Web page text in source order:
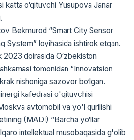
katta o‘qituvchi Yusupova Janar
Bekmurod “Smart City Sensor
System” loyihasida ishtirok etgan.
2023 doirasida O‘zbekiston
tomonidan “Innovatsion
nishoniga sazovor bo‘lgan.
kafedrasi o'qituvchisi
avtomobil va yo'l qurilishi
(MADI) “Barcha yo‘llar
intellektual musobaqasida g'olib